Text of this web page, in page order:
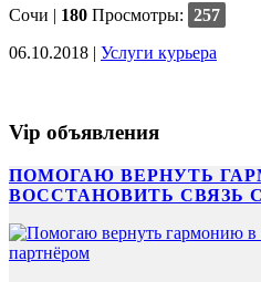
Сочи | 180 Просмотры: 257
06.10.2018 | Услуги курьера
Vip объявления
ПОМОГАЮ ВЕРНУТЬ
ВОССТАНОВИТЬ СВЯЗЬ